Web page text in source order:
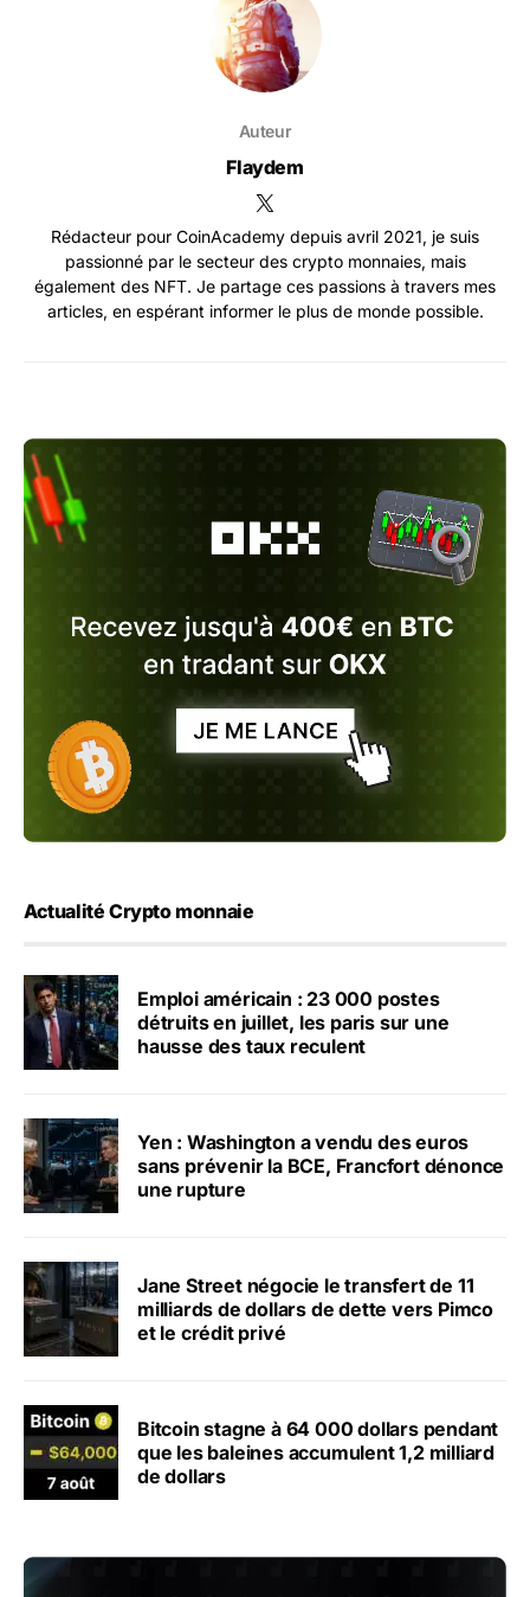
Auteur
Flaydem
Rédacteur pour CoinAcademy depuis avril 2021, je suis
passionné par le secteur des crypto monnaies, mais
également des NFT. Je partage ces passions à travers mes
articles, en espérant informer le plus de monde possible.
Actualité Crypto monnaie
Emploi américain : 23 000 postes
détruits en juillet, les paris sur une
hausse des taux reculent
Yen : Washington a vendu des euros
sans prévenir la BCE, Francfort dénonce
une rupture
Jane Street négocie le transfert de 11
milliards de dollars de dette vers Pimco
et le crédit privé
Bitcoin stagne à 64 000 dollars pendant
que les baleines accumulent 1,2 milliard
de dollars